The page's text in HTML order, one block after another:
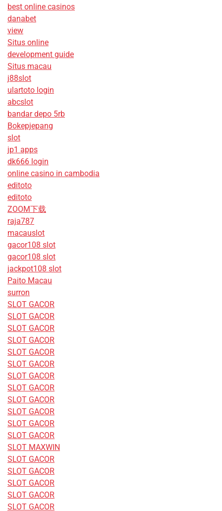
best online casinos
danabet
view
Situs online
development guide
Situs macau
j88slot
ulartoto login
abcslot
bandar depo 5rb
Bokepjepang
slot
jp1 apps
dk666 login
online casino in cambodia
editoto
editoto
ZOOM下载
raja787
macauslot
gacor108 slot
gacor108 slot
jackpot108 slot
Paito Macau
surron
SLOT GACOR
SLOT GACOR
SLOT GACOR
SLOT GACOR
SLOT GACOR
SLOT GACOR
SLOT GACOR
SLOT GACOR
SLOT GACOR
SLOT GACOR
SLOT GACOR
SLOT GACOR
SLOT MAXWIN
SLOT GACOR
SLOT GACOR
SLOT GACOR
SLOT GACOR
SLOT GACOR